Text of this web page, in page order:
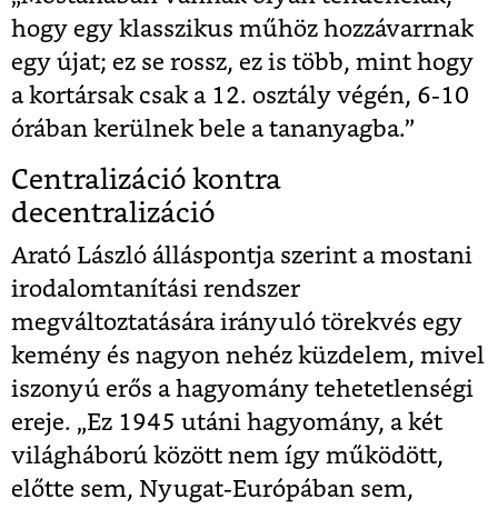
hogy egy klasszikus műhöz hozzávarrnak
egy újat; ez se rossz, ez is több, mint hogy
a kortársak csak a 12. osztály végén, 6-10
órában kerülnek bele a tananyagba.”
Centralizáció kontra
decentralizáció
Arató László álláspontja szerint a mostani
irodalomtanítási rendszer
megváltoztatására irányuló törekvés egy
kemény és nagyon nehéz küzdelem, mivel
iszonyú erős a hagyomány tehetetlenségi
ereje. „Ez 1945 utáni hagyomány, a két
világháború között nem így működött,
előtte sem, Nyugat-Európában sem,